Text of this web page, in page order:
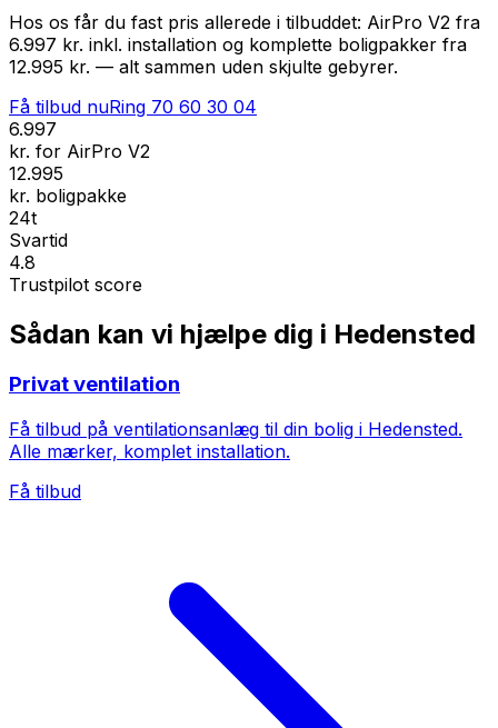
Hos os får du fast pris allerede i tilbuddet: AirPro V2 fra
6.997 kr. inkl. installation og komplette boligpakker fra
12.995 kr. — alt sammen uden skjulte gebyrer.
Få tilbud nuRing 70 60 30 04
6.997
kr. for AirPro V2
12.995
kr. boligpakke
24t
Svartid
4.8
Trustpilot score
Sådan kan vi hjælpe dig i Hedensted
Privat ventilation
Få tilbud på ventilationsanlæg til din bolig i Hedensted.
Alle mærker, komplet installation.
Få tilbud